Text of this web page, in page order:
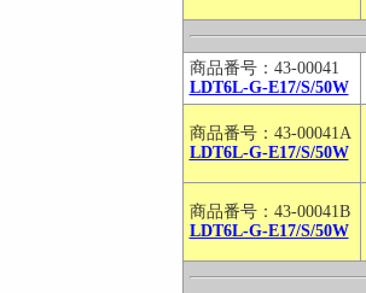
商品番号：43-00041
LDT6L-G-E17/S/50W
商品番号：43-00041A
LDT6L-G-E17/S/50W
商品番号：43-00041B
LDT6L-G-E17/S/50W